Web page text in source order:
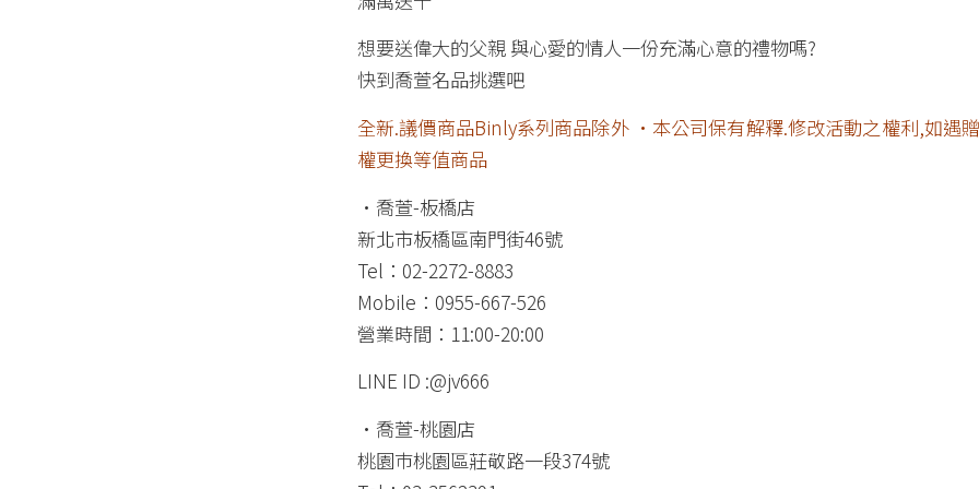
想要送偉大的父親 與心愛的情人一份充滿心意的禮物嗎?
快到喬萱名品挑選吧
全新.議價商品Binly系列商品除外 •本公司保有解釋.修改活動之權利,如遇
權更換等值商品
• 喬萱-板橋店
新北市板橋區南門街46號
Tel：02-2272-8883
Mobile：0955-667-526
營業時間：11:00-20:00
LINE ID :@jv666
• 喬萱-桃園店
桃園巿桃園區莊敬路一段374號